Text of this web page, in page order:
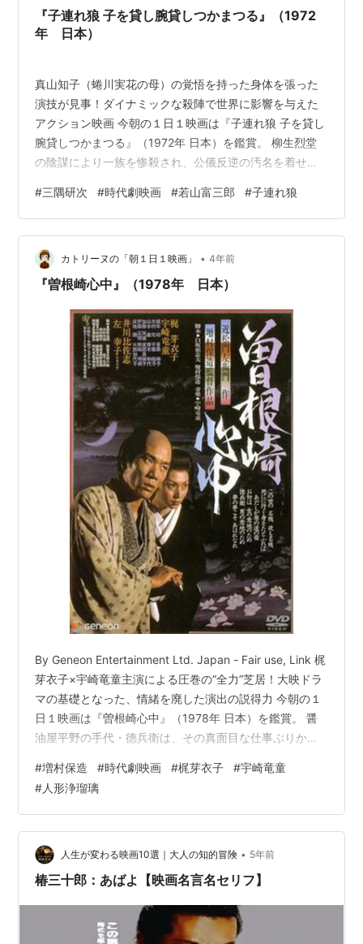
隠才蔵（きりがくれ・さいぞう）とい…
『子連れ狼 子を貸し腕貸しつかまつる』（1972
年 日本）
真山知子（蜷川実花の母）の覚悟を持った身体を張った
演技が見事！ダイナミックな殺陣で世界に影響を与えた
アクション映画 今朝の１日１映画は『子連れ狼 子を貸し
腕貸しつかまつる』（1972年 日本）を鑑賞。 柳生烈堂
の陰謀により一族を惨殺され、公儀反逆の汚名を着せら
を暴き復讐せんがため、一殺・金五百両の雇われ刺客と
なり、その子・大五郎とともに血と屍の魔道へと踏み込
んでゆく! 『座頭市』『眠狂四郎』の三隅研次監督による
シリーズ第1作です。 原作は漫画で、テレビシリーズは見
たことがあるんですが、テレビドラマ化の前に勝新太郎
#三隅研次 #時代劇映画 #若山富三郎 #子連れ狼
カトリーヌの「朝１日１映画」 • 4年前
『曽根崎心中』（1978年 日本）
By Geneon Entertainment Ltd. Japan - Fair use, Link 梶
芽衣子×宇崎竜童主演による圧巻の“全力”芝居！大映ドラ
マの基礎となった、情緒を廃した演出の説得力 今朝の１
日１映画は『曽根崎心中』（1978年 日本）を鑑賞。 醤
油屋平野の手代・徳兵衛は、その真面目な仕事ぶりから
娘を娶ることが条件だった。 しかし徳兵衛は遊女・お初
と深く愛し合う仲。 しかも、お初にも結婚話が持ち込ま
れ、加えて徳兵衛には冤罪も着せられ、２人に残された
道は…。 有名な近松門左衛門の原作を基に、増村保造監
督が梶芽衣子、宇崎竜童主演…
#増村保造 #時代劇映画 #梶芽衣子 #宇崎竜童
#人形浄瑠璃
人生が変わる映画10選｜大人の知的冒険 • 5年前
椿三十郎：あばよ【映画名言名セリフ】